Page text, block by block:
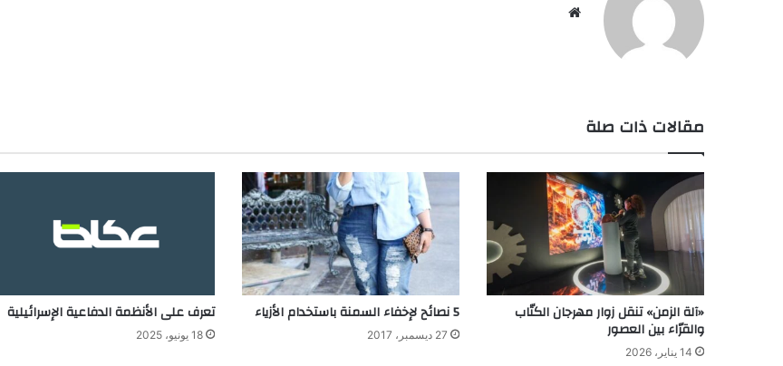
مقالات ذات صلة
«آلة الزمن» تنقل زوار مهرجان الكتّاب
والقرّاء بين العصور
14 يناير، 2026
5 نصائح لإخفاء السمنة باستخدام الأزياء
27 ديسمبر، 2017
تعرف على الأنظمة الدفاعية الإسرائيلية
18 يونيو، 2025